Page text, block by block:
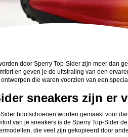
door Sperry Top-Sider zijn meer dan
en geven je de uitstraling van een
die waren voorzien van een
sneakers zijn er
bootschoenen worden gemaakt voor
van je sneakers is de Sperry Top-Sider
die veel zijn gekopieerd door